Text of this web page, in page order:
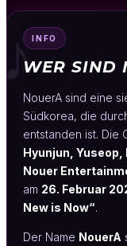
♪ INFO
WER SIND
NouerA sind eine
Südkorea, die
entstanden ist. Die
Hyunjun, Yuseop,
Nouer
am 26. Februar
New is Now“.
Der Name NouerA